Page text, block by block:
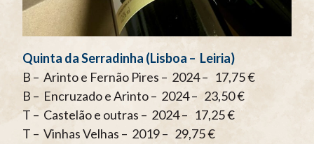
Quinta da Serradinha (Lisboa – Leiria)
B – Arinto e Fernão Pires – 2024 – 17,75 €
B – Encruzado e Arinto – 2024 – 23,50 €
T – Castelão e outras – 2024 – 17,25 €
T – Vinhas Velhas – 2019 – 29,75 €